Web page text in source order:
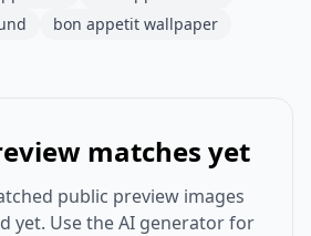
bon appetit wallpaper
matches yet
public preview images
yet. Use the AI generator for